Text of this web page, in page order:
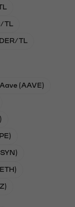
TL
TL
Aave (AAVE)